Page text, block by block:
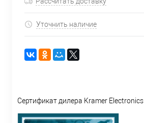
Уточнить наличие
Сертификат дилера Kramer Electronics